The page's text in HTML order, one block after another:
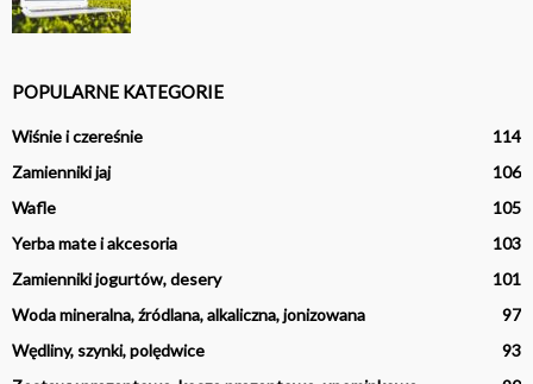
POPULARNE KATEGORIE
Wiśnie i czereśnie
114
Zamienniki jaj
106
Wafle
105
Yerba mate i akcesoria
103
Zamienniki jogurtów, desery
101
Woda mineralna, źródlana, alkaliczna, jonizowana
97
Wędliny, szynki, polędwice
93